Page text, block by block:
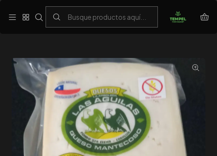
Despacho gratis en zonas seleccionadas sobre $20.000
Inicio Kosher Queso mantecoso Las Aguilas